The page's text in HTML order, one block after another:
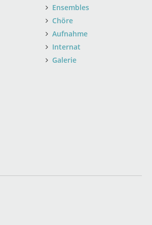
Ensembles
Chöre
Aufnahme
Internat
Galerie